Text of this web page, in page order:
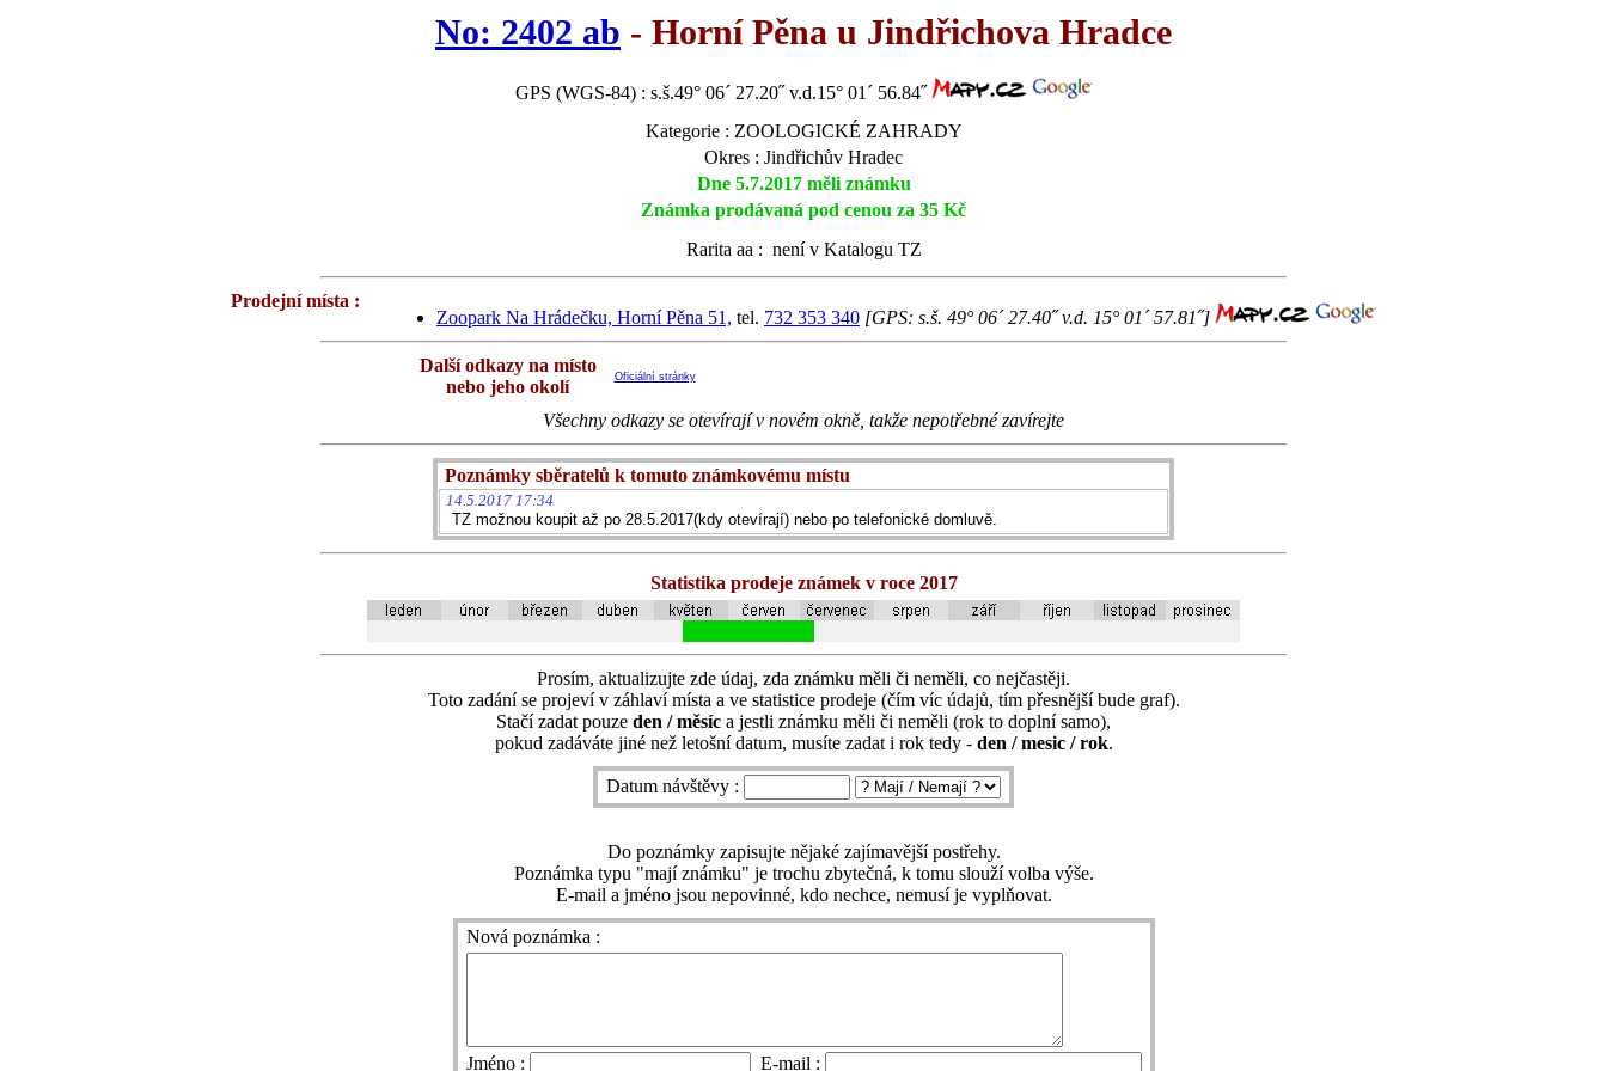
No: 2402 ab - Horní Pěna u Jindřichova Hradce
GPS (WGS-84) : s.š.49° 06´ 27.20˝ v.d.15° 01´ 56.84˝
Kategorie : ZOOLOGICKÉ ZAHRADY
Okres : Jindřichův Hradec
Dne 5.7.2017 měli známku
Známka prodávaná pod cenou za 35 Kč
Rarita aa : není v Katalogu TZ
Prodejní místa :
Zoopark Na Hrádečku, Horní Pěna 51, tel. 732 353 340 [GPS: s.š. 49° 06´ 27.40˝ v.d. 15° 01´ 57.81˝]
Další odkazy na místo
nebo jeho okolí
Oficiální stránky
Všechny odkazy se otevírají v novém okně, takže nepotřebné zavírejte
Poznámky sběratelů k tomuto známkovému místu
14.5.2017 17:34
TZ možnou koupit až po 28.5.2017(kdy otevírají) nebo po telefonické domluvě.
Statistika prodeje známek v roce 2017
Prosím, aktualizujte zde údaj, zda známku měli či neměli, co nejčastěji.
Toto zadání se projeví v záhlaví místa a ve statistice prodeje (čím víc údajů, tím přesnější bude graf).
Stačí zadat pouze den / měsíc a jestli známku měli či neměli (rok to doplní samo),
pokud zadáváte jiné než letošní datum, musíte zadat i rok tedy - den / mesic / rok.
Datum návštěvy :
Do poznámky zapisujte nějaké zajímavější postřehy.
Poznámka typu "mají známku" je trochu zbytečná, k tomu slouží volba výše.
E-mail a jméno jsou nepovinné, kdo nechce, nemusí je vyplňovat.
Nová poznámka :
Jméno : E-mail :